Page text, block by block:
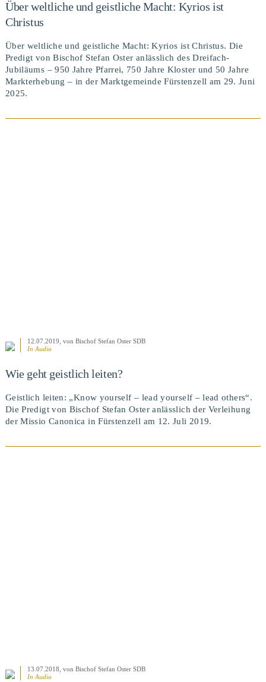
Über weltliche und geistliche Macht: Kyrios ist
Christus
Über weltliche und geistliche Macht: Kyrios ist Christus. Die
Predigt von Bischof Stefan Oster anlässlich des Dreifach-
Jubiläums – 950 Jahre Pfarrei, 750 Jahre Kloster und 50 Jahre
Markterhebung – in der Marktgemeinde Fürstenzell am 29. Juni
2025.
12.07.2019, von Bischof Stefan Oster SDB
In Audio
Wie geht geistlich leiten?
Geistlich leiten: „Know yourself – lead yourself – lead others“.
Die Predigt von Bischof Stefan Oster anlässlich der Verleihung
der Missio Canonica in Fürstenzell am 12. Juli 2019.
13.07.2018 , von Bischof Stefan Oster SDB
In Audio